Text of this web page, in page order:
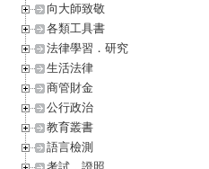
向大師致敬
各類工具書
法律學習．研究
生活法律
商管財金
公行政治
教育叢書
語言檢測